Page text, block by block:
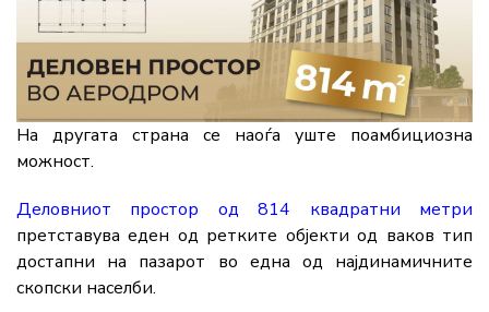
На другата страна се наоѓа уште поамбициозна
можност.
Деловниот простор од 814 квадратни метри
претставува еден од ретките објекти од ваков тип
достапни на пазарот во една од најдинамичните
скопски населби.